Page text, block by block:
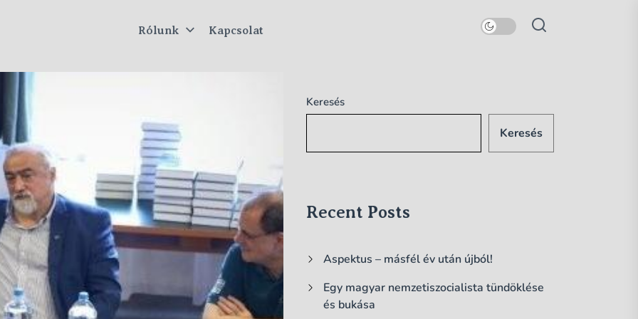
Rólunk Kapcsolat
Keresés
Keresés
Recent Posts
Aspektus – másfél év után újból!
Egy magyar nemzetiszocialista tündöklése
és bukása